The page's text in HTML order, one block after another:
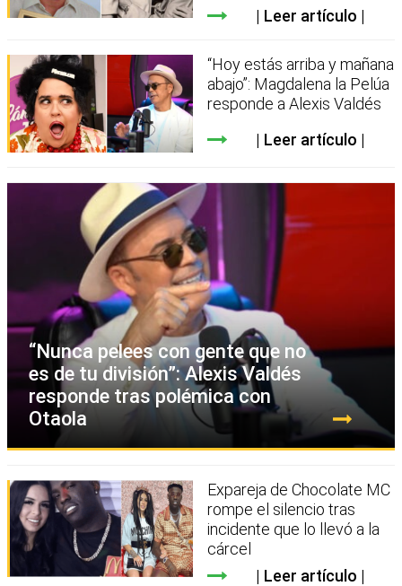
Leer artículo
“Hoy estás arriba y mañana
abajo”: Magdalena la Pelúa
responde a Alexis Valdés
Leer artículo
“Nunca pelees con gente que no
es de tu división”: Alexis Valdés
responde tras polémica con
Otaola
Expareja de Chocolate MC
rompe el silencio tras
incidente que lo llevó a la
cárcel
Leer artículo